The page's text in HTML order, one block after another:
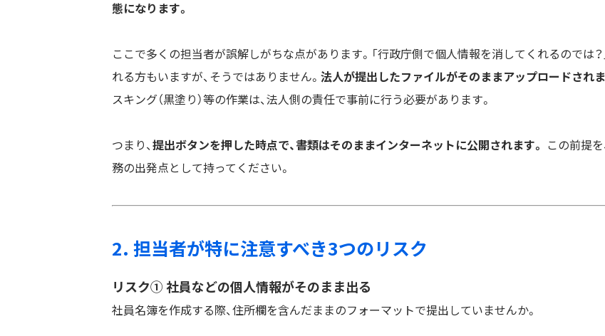
態になります。
ここで多くの担当者が誤解しがちな点があります。「行政庁側で個人情報を消してくれるのでは？
れる方もいますが、そうではありません。 法人が提出したファイルがそのままアップロードされま
スキング（黒塗り）等の作業は、法人側の責任で事前に行う必要があります。
つまり、提出ボタンを押した時点で、書類はそのままインターネットに公開されます。 この前提
務の出発点として持ってください。
2. 担当者が特に注意すべき3つのリスク
リスク① 社員などの個人情報がそのまま出る
社員名簿を作成する際、住所欄を含んだままのフォーマットで提出していませんか。